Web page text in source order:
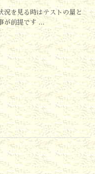
況を見る時はテストの量と
が前提です ...